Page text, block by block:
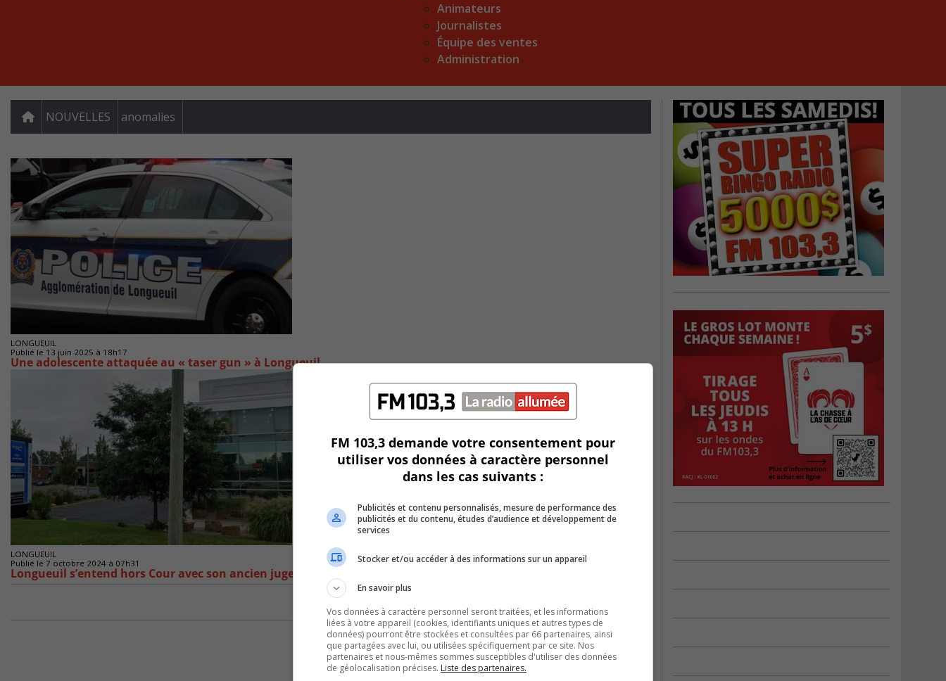
Animateurs
Journalistes
Équipe des ventes
Administration
NOUVELLES anomalies
LONGUEUIL
Publié le 13 juin 2025 à 18h17
Une adolescente attaquée au « taser gun » à Longueuil
LONGUEUIL
Publié le 7 octobre 2024 à 07h31
Longueuil s’entend hors Cour avec son ancien juge municipal
FM 103,3 demande votre consentement pour
utiliser vos données à caractère personnel
dans les cas suivants :
Publicités et contenu personnalisés, mesure de performance des
publicités et du contenu, études d’audience et développement de
services
Stocker et/ou accéder à des informations sur un appareil
En savoir plus
Vos données à caractère personnel seront traitées, et les informations
liées à votre appareil (cookies, identifiants uniques et autres types de
données) pourront être stockées et consultées par 66 partenaires, ainsi
que partagées avec lui, ou utilisées spécifiquement par ce site. Nos
partenaires et nous-mêmes sommes susceptibles d'utiliser des données
de géolocalisation précises. Liste des partenaires.